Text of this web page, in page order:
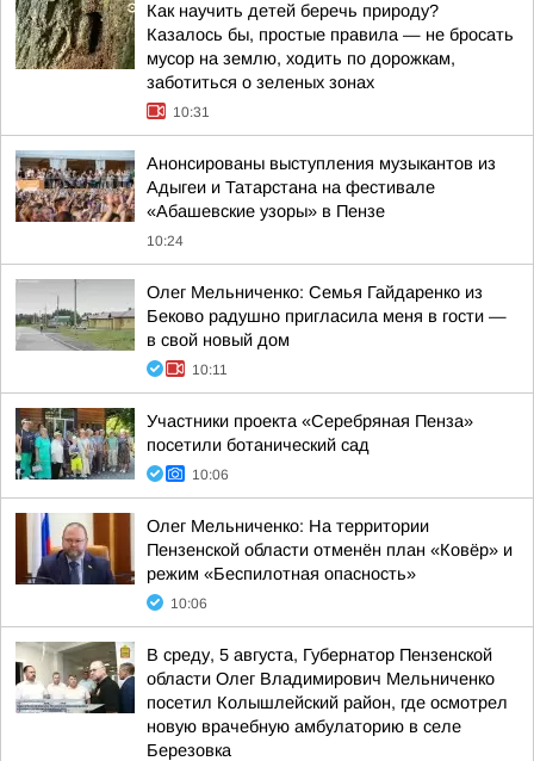
Как научить детей беречь природу?
Казалось бы, простые правила — не бросать
мусор на землю, ходить по дорожкам,
заботиться о зеленых зонах
10:31
Анонсированы выступления музыкантов из
Адыгеи и Татарстана на фестивале
«Абашевские узоры» в Пензе
10:24
Олег Мельниченко: Семья Гайдаренко из
Беково радушно пригласила меня в гости —
в свой новый дом
10:11
Участники проекта «Серебряная Пенза»
посетили ботанический сад
10:06
Олег Мельниченко: На территории
Пензенской области отменён план «Ковёр» и
режим «Беспилотная опасность»
10:06
В среду, 5 августа, Губернатор Пензенской
области Олег Владимирович Мельниченко
посетил Колышлейский район, где осмотрел
новую врачебную амбулаторию в селе
Березовка